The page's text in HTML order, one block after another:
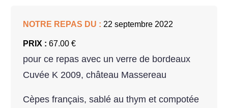
NOTRE REPAS DU : 22 septembre 2022
PRIX : 67.00 €
pour ce repas avec un verre de bordeaux
Cuvée K 2009, château Massereau
Cèpes français, sablé au thym et compotée